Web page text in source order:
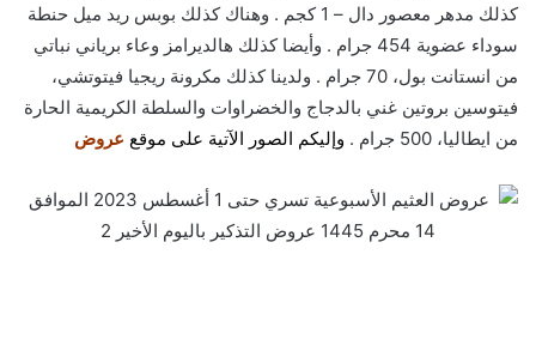
كذلك مدهر معصور دال – 1 كجم . وهناك كذلك بوبس ريد ميل حنطة
سوداء عضوية 454 جرام . وأيضا كذلك هالديرامز وعاء برياني نباتي
من انستانت بول، 70 جرام . ولدينا كذلك مكرونة ريجيا فيتوتشي،
فيتوسين بروتين غني بالدجاج والخضراوات والسلطة الكريمية الحارة
من ايطاليا، 500 جرام .
وإليكم الصور الآتية على موقع عروض